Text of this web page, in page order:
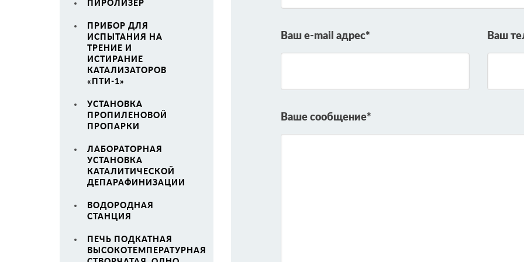
ПИРОЛИЗЕР
ПРИБОР ДЛЯ
ИСПЫТАНИЯ НА
ТРЕНИЕ И
ИСТИРАНИЕ
КАТАЛИЗАТОРОВ
«ПТИ-1»
УСТАНОВКА
ПРОПИЛЕНОВОЙ
ПРОПАРКИ
ЛАБОРАТОРНАЯ
УСТАНОВКА
КАТАЛИТИЧЕСКОЙ
ДЕПАРАФИНИЗАЦИИ
ВОДОРОДНАЯ
СТАНЦИЯ
ПЕЧЬ ПОДКАТНАЯ
ВЫСОКОТЕМПЕРАТУРНАЯ
Ваш e-mail адрес* Ваш
Ваше сообщение*